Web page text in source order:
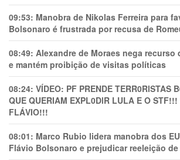
09:53: Manobra de Nikolas Ferreira para
Bolsonaro é frustrada por recusa de
08:49: Alexandre de Moraes nega recurso
e mantém proibição de visitas políticas
08:24: VÍDEO: PF PRENDE TERR0RlSTAS
QUE QUERIAM EXPL0DlR LULA E O
FLÁVIO!!!
08:01: Marco Rubio lidera manobra dos
Flávio Bolsonaro e prejudicar reeleição